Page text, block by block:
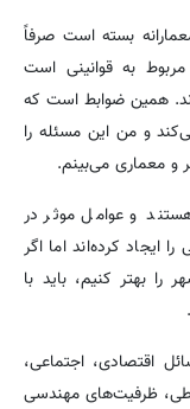
بسته است صرفاً
به قوانینی است
همین ضوابط است که
و من این مسئله را
و معماری می‌بینم.
و عوامل موثر در
کرده‌اند اما اگر
بهتر کنیم، باید با
اقتصادی، اجتماعی،
ظرفیت‌های مهندسی